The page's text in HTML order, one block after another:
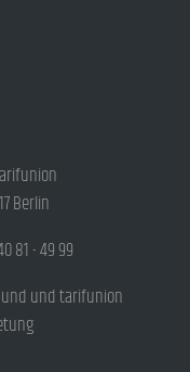
Berlin
81 - 49 99
und tarifunion